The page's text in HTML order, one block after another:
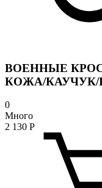
ВОЕННЫЕ
КОЖА/КАУЧУК/
0
Много
2 130 Р